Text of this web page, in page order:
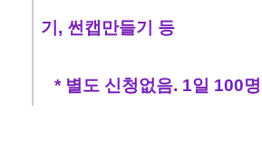
기, 썬캡만들기 등
* 별도 신청없음. 1일 100